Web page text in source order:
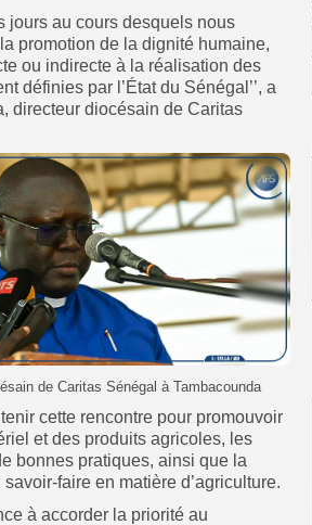
jours au cours desquels nous
promotion de la dignité humaine,
ou indirecte à la réalisation des
définies par l’État du Sénégal’’, a
directeur diocésain de Caritas
de Caritas Sénégal à Tambacounda
cette rencontre pour promouvoir
et des produits agricoles, les
bonnes pratiques, ainsi que la
faire en matière d’agriculture.
à accorder la priorité au